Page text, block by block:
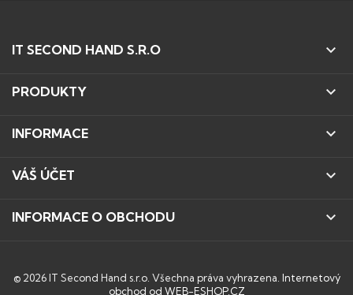
IT SECOND HAND S.R.O 
PRODUKTY 
INFORMACE 
VÁŠ ÚČET 
INFORMACE O OBCHODU 
© 2026 IT Second Hand s.r.o. Všechna práva vyhrazena. Internetový
obchod od WEB-ESHOP.CZ